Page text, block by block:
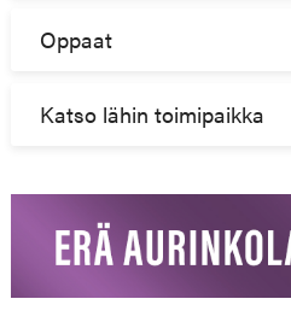
Oppaat
Katso lähin toimipaikka